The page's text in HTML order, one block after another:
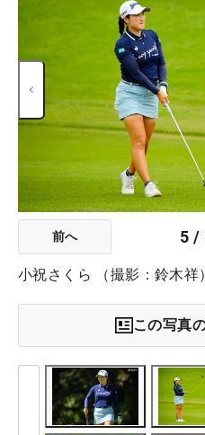
前へ 5 /
小祝さくら （撮影：鈴木祥）
この写真